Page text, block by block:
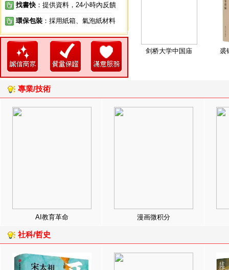
找書快 ：提供資料，24小時內反饋
環保包裝 ：採用紙箱、氣泡紙材料
剑桥大学中国庙 裘
專業/技術
AI教育革命 漫画微积分
社科/哲史